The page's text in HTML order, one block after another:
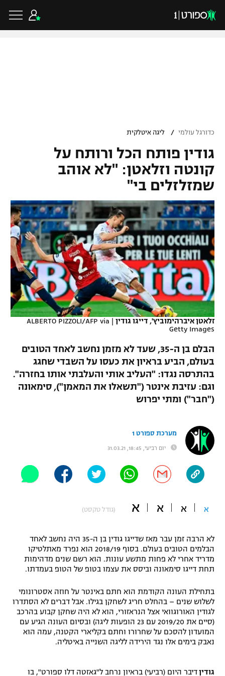
VOD
רץ ברשת
תוצאות
לוח שידורים
ברחבה
"מעל הליגה" – פודקאסט
"מחצית בשכונה" – פודקאסט
תקנון עבור פעילות אלקטרה
גיימינג E-Sports
תנאי שימוש
מדיניות פרטיות
גביע הטוטו
ליגיונרים
גביע המדינה
נבחרת ישראל
מכבי חיפה
בית"ר ירושלים
מכבי תל אביב
הפועל תל אביב
הפועל חיפה
הפועל באר שבע
מכבי נתניה
בני יהודה
ליגת האלופות
ליגה אירופית
ליגה אנגלית
ליגה גרמנית
ליגה ספרדית
ליגה איטלקית
ליגה צרפתית
ליגה הולנדית
ליגה טורקית
ליגה סינית
ליגה ברזילאית
כדורסל ישראלי
ליגת ווינר סל
ליגה לאומית
כדורסל נשים
מכבי תל אביב
הפועל חולון
הפועל ירושלים
דני אבדיה
כדורסל עולמי
NBA
יורוליג
יורוקאפ
ענפים נוספים
טניס
כדוריד
כדורעף
שחייה
ג'ודו
אגרוף
ספורט אולימפי
היאבקות WWE
אופניים
פוטבול אמריקאי NFL
בייסבול MLB
ספורט אתגרי ואקסטרים
אומנויות לחימה
גיימינג E-Sports
כדורגל עולמי / ליגה איטלקית
גודין פותח הכל ורותח על
קונטה וזלאטן: "לא אוהב
שמזלזלים בי"
זלאטן איברהימוביץ', דייגו גודין |
ALBERTO PIZZOLI/AFP via
Getty Images
הבלם בן ה-35, שעד לא מזמן נחשב לאחד הטובים
בעולם, הביע בראיון את כעסו על השבדי שחגג
בהתרסה נגדו: "העליב אותי והעלבתי אותו בחזרה".
וגם: עזיבת אינטר ("תשאלו את המאמן"), סימאונה
("חבר") ומתי יפרוש
מערכת ספורט 1
יום רביעי, 18:45, 31.03.21
א א א א (גודל טקסט)
לא הרבה זמן עבר מאז שדייגו גודין בן ה-35 היה נחשב לאחד
הבלמים הטובים בעולם. בסוף 2018/19 הוא נפרד מאתלטיקו
מדריד אחרי לא פחות מתשע עונות. הוא רשם שנים מדהימות
תחת דייגו סימאונה וביסס את עצמו בטופ של הטופ בעמדתו.
בתחילת העונה הקודמת הוא חתם באינטר על חוזה אסטרונומי
לשלוש שנים – בהחלט חריג לשחקן בגילו. אבל דברים לא הסתדרו
לגודין האורוגוואי אצל הנראזורי, הוא לא היה שחקן קבוע בהרכב
(סיים את 2019/20 עם 23 הופעות ליגה) ובסיום העונה הגיע עם
המועדון להסכם על שחרורו וחתם בקליארי הקטנה, עמה הוא
נאבק בימים אלו נגד הירידה לליגה השנייה באיטליה.
גודיןדיבר היום (רביעי) בראיון נרחב ל"גאזטה דלו ספורט", בו